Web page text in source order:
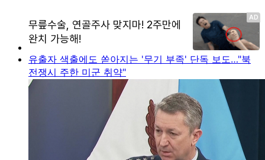
유출자 색출에도 쏟아지는 '무기 부족' 단독 보도…"북
전쟁시 주한 미군 취약"